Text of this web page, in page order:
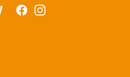
FacebookInstagram